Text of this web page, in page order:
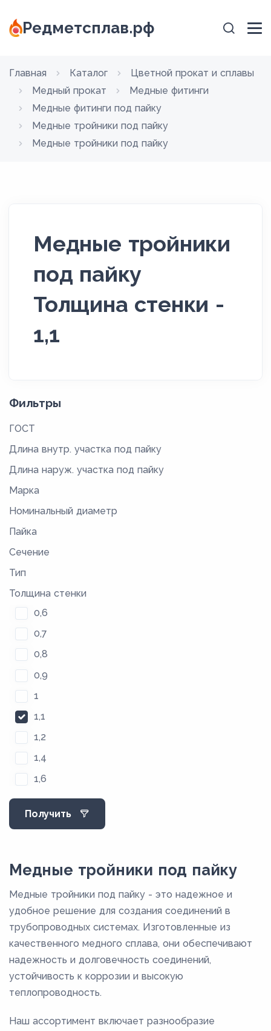
Редметсплав.рф
Главная Каталог
Цветной прокат и сплавы
Медный прокат
Медные фитинги
Медные фитинги под пайку
Медные тройники под пайку
Медные тройники под пайку
Медные тройники
под пайку
Толщина стенки -
1,1
Фильтры
ГОСТ
Длина внутр. участка под пайку
Длина наруж. участка под пайку
Марка
Номинальный диаметр
Пайка
Сечение
Тип
Толщина стенки
0,6
0,7
0,8
0,9
1
1,1
1,2
1,4
1,6
1,8
2,1
Получить
Медные тройники под пайку
Медные тройники под пайку - это надежное и
удобное решение для создания соединений в
трубопроводных системах. Изготовленные из
качественного медного сплава, они обеспечивают
надежность и долговечность соединений,
устойчивость к коррозии и высокую
теплопроводность.
Наш ассортимент включает разнообразие